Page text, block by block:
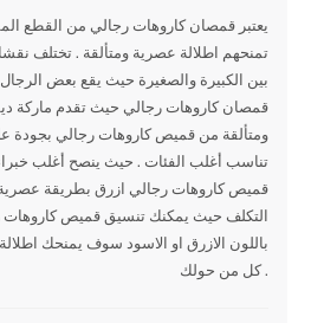
يعتبر قمصان كاروهات رجالي من القطع
تمنحهم اطلالة عصرية ومتألقة . تختلف
بين الكبيرة والصغيرة حيث يقع بعض
قمصان كاروهات رجالي حيث تقدم ماركة
ومتألقة من قميص كاروهات رجالي بجودة
تناسب أغلب الفئات . حيث ينصح أغلب
قميص كاروهات رجالي ازرق بطريقة
التكلف حيث يمكنك تنسيق قميص كاروهات
باللون الازرق او الاسود سوف يمنحك
كل من حولك .